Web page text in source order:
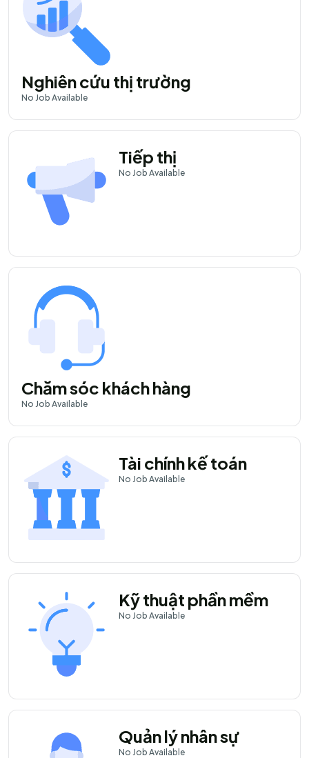
Nghiên cứu thị trường
No Job Available
Tiếp thị
No Job Available
Chăm sóc khách hàng
No Job Available
Tài chính kế toán
No Job Available
Kỹ thuật phần mềm
No Job Available
Quản lý nhân sự
No Job Available